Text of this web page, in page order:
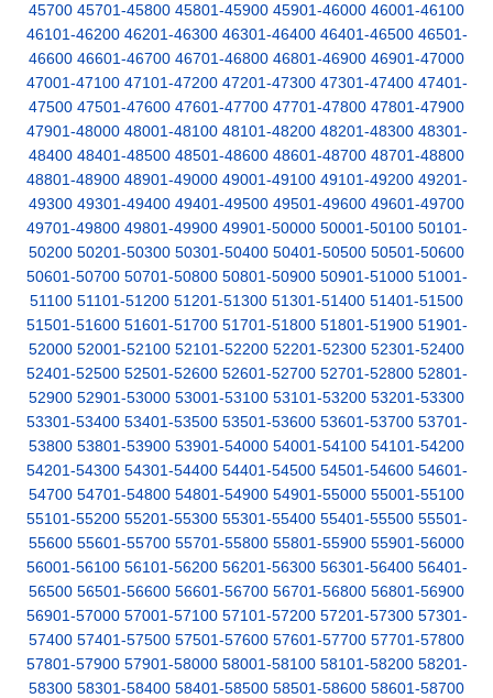
45700 45701-45800 45801-45900 45901-46000 46001-46100
46101-46200 46201-46300 46301-46400 46401-46500 46501-
46600 46601-46700 46701-46800 46801-46900 46901-47000
47001-47100 47101-47200 47201-47300 47301-47400 47401-
47500 47501-47600 47601-47700 47701-47800 47801-47900
47901-48000 48001-48100 48101-48200 48201-48300 48301-
48400 48401-48500 48501-48600 48601-48700 48701-48800
48801-48900 48901-49000 49001-49100 49101-49200 49201-
49300 49301-49400 49401-49500 49501-49600 49601-49700
49701-49800 49801-49900 49901-50000 50001-50100 50101-
50200 50201-50300 50301-50400 50401-50500 50501-50600
50601-50700 50701-50800 50801-50900 50901-51000 51001-
51100 51101-51200 51201-51300 51301-51400 51401-51500
51501-51600 51601-51700 51701-51800 51801-51900 51901-
52000 52001-52100 52101-52200 52201-52300 52301-52400
52401-52500 52501-52600 52601-52700 52701-52800 52801-
52900 52901-53000 53001-53100 53101-53200 53201-53300
53301-53400 53401-53500 53501-53600 53601-53700 53701-
53800 53801-53900 53901-54000 54001-54100 54101-54200
54201-54300 54301-54400 54401-54500 54501-54600 54601-
54700 54701-54800 54801-54900 54901-55000 55001-55100
55101-55200 55201-55300 55301-55400 55401-55500 55501-
55600 55601-55700 55701-55800 55801-55900 55901-56000
56001-56100 56101-56200 56201-56300 56301-56400 56401-
56500 56501-56600 56601-56700 56701-56800 56801-56900
56901-57000 57001-57100 57101-57200 57201-57300 57301-
57400 57401-57500 57501-57600 57601-57700 57701-57800
57801-57900 57901-58000 58001-58100 58101-58200 58201-
58300 58301-58400 58401-58500 58501-58600 58601-58700